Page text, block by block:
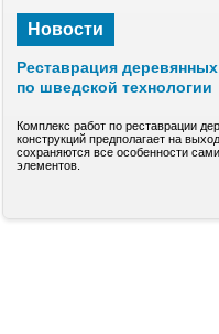
Новости
Реставрация
по шведской технологии
Комплекс работ по реставрации
конструкций предполагает на
сохраняются все особенности
элементов.